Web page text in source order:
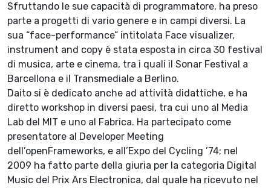
Sfruttando le sue capacità di programmatore, ha preso
parte a progetti di vario genere e in campi diversi. La
sua “face-performance” intitolata Face visualizer,
instrument and copy è stata esposta in circa 30 festival
di musica, arte e cinema, tra i quali il Sonar Festival a
Barcellona e il Transmediale a Berlino.
Daito si è dedicato anche ad attività didattiche, e ha
diretto workshop in diversi paesi, tra cui uno al Media
Lab del MIT e uno al Fabrica. Ha partecipato come
presentatore al Developer Meeting
dell’openFrameworks, e all’Expo del Cycling ’74; nel
2009 ha fatto parte della giuria per la categoria Digital
Music del Prix Ars Electronica, dal quale ha ricevuto nel